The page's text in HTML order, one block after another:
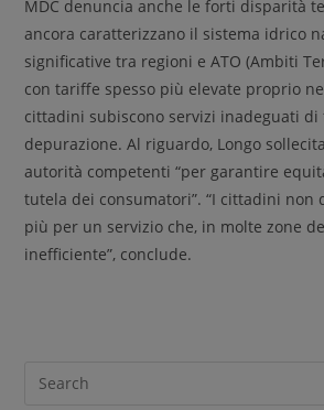
MDC denuncia anche le forti disparità
ancora caratterizzano il sistema idrico
significative tra regioni e ATO (Ambiti
con tariffe spesso più elevate proprio
cittadini subiscono servizi inadeguati
depurazione. Al riguardo, Longo
autorità competenti “per garantire
tutela dei consumatori”. “I cittadini non
più per un servizio che, in molte zone
inefficiente”, conclude.